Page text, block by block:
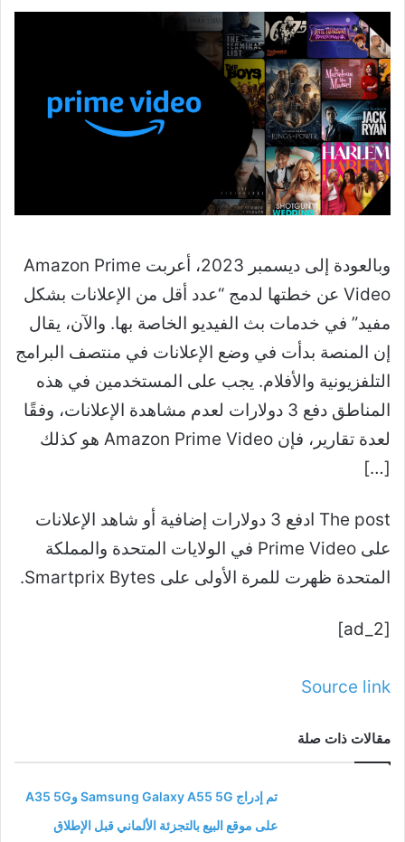
وبالعودة إلى ديسمبر 2023، أعربت Amazon Prime
Video عن خطتها لدمج “عدد أقل من الإعلانات بشكل
مفيد” في خدمات بث الفيديو الخاصة بها. والآن، يقال
إن المنصة بدأت في وضع الإعلانات في منتصف البرامج
التلفزيونية والأفلام. يجب على المستخدمين في هذه
المناطق دفع 3 دولارات لعدم مشاهدة الإعلانات، وفقًا
لعدة تقارير، فإن Amazon Prime Video هو كذلك
[…]
The post ادفع 3 دولارات إضافية أو شاهد الإعلانات
على Prime Video في الولايات المتحدة والمملكة
المتحدة ظهرت للمرة الأولى على Smartprix Bytes.
[ad_2]
Source link
مقالات ذات صلة
تم إدراج Samsung Galaxy A55 5G وA35 5G
على موقع البيع بالتجزئة الألماني قبل الإطلاق